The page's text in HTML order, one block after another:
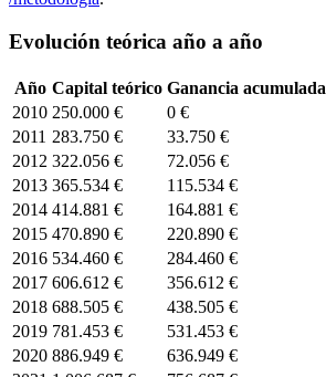
Evolución teórica año a año
Año Capital teórico Ganancia acumulada
2010 250.000 €
0 €
2011 283.750 €
33.750 €
2012 322.056 €
72.056 €
2013 365.534 €
115.534 €
2014 414.881 €
164.881 €
2015 470.890 €
220.890 €
2016 534.460 €
284.460 €
2017 606.612 €
356.612 €
2018 688.505 €
438.505 €
2019 781.453 €
531.453 €
2020 886.949 €
636.949 €